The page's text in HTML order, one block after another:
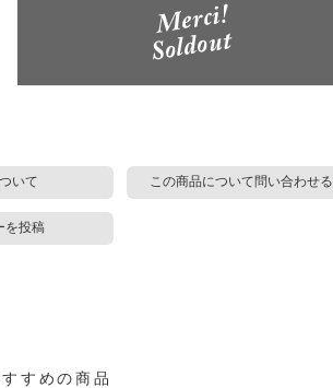
いて この商品について問い合わせる
を投稿
すめの商品